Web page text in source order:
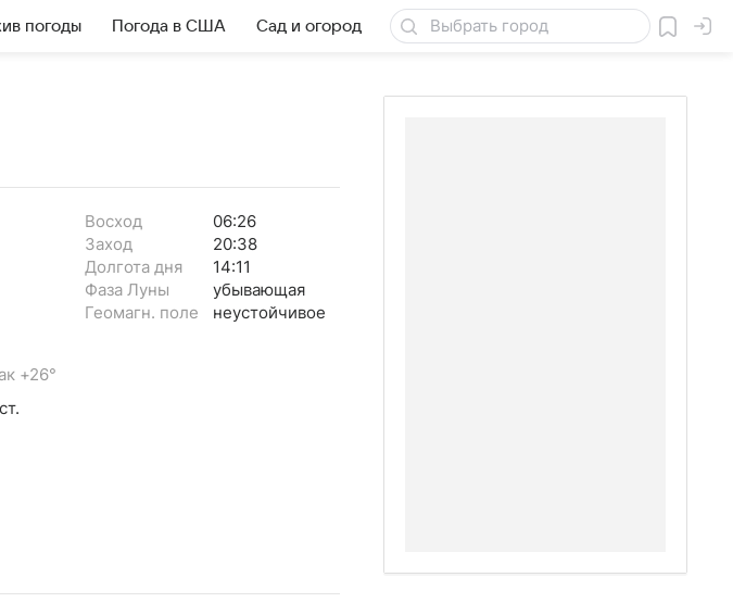
погоды Погода в США Сад и огород Товары для дачи
+26°
Восход
06:26
Заход
20:38
Долгота дня
14:11
Фаза Луны
убывающая
Геомагн. поле
неустойчивое